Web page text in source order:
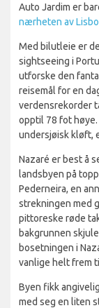
Auto Jardim er
nærheten av
Med bilutleie er
sightseeing i
utforske den
reisemål for en
verdensrekorder
opptil 78 fot høye.
undersjøisk kløft,
Nazaré er best å
landsbyen på
Pederneira, en
strekningen med
pittoreske røde
bakgrunnen
bosetningen i
vanlige helt frem
Byen fikk
med seg en liten